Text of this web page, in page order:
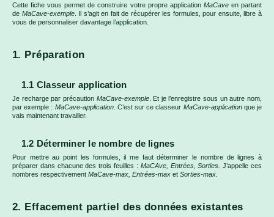
Cette fiche vous permet de construire votre propre application MaCaveen partant
de MaCave-exemple. Il s’agit en fait de récupérer les formules, pour ensuite, libre à
vous de personnaliser davantage l’application.
1. Préparation
1.1 Classeur application
Je recharge par précaution MaCave-exemple. Et je l’enregistre sous un autre nom,
par exemple : MaCave-application. C’est sur ce classeur MaCave-applicationque je
vais maintenant travailler.
1.2 Déterminer le nombre de lignes
Pour mettre au point les formules, il me faut déterminer le nombre de lignes à
préparer dans chacune des trois feuilles : MaCAve, Entrées, Sorties.J’appelle ces
nombres respectivement MaCave-max, Entrées-max et Sorties-max.
2. Effacement partiel des données existantes